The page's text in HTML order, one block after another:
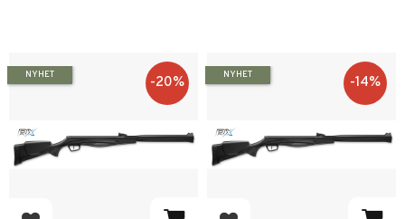
20%
NYHET 14%
NYHET